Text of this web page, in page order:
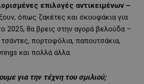
επιλογές αντικειμένων –
όπως ζακέτες και σκουφάκια για
2025, θα βρεις στην αγορά βελούδα –
πορτοφόλια, παπουτσάκια,
και πολλά άλλα.
για την τέχνη του σμιλιού;